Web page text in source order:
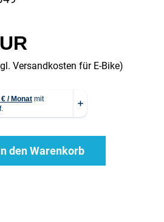
Versandkosten für E-Bike)
den Warenkorb